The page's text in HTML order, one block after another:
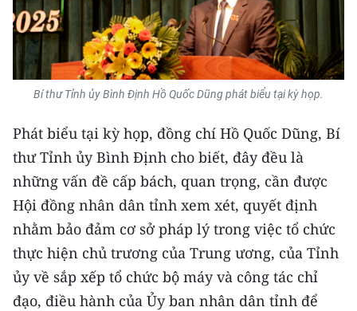
Bí thư Tỉnh ủy Bình Định Hồ Quốc Dũng phát biểu tại kỳ họp.
Phát biểu tại kỳ họp, đồng chí Hồ Quốc Dũng, Bí
thư Tỉnh ủy Bình Định cho biết, đây đều là
những vấn đề cấp bách, quan trọng, cần được
Hội đồng nhân dân tỉnh xem xét, quyết định
nhằm bảo đảm cơ sở pháp lý trong việc tổ chức
thực hiện chủ trương của Trung ương, của Tỉnh
ủy về sắp xếp tổ chức bộ máy và công tác chỉ
đạo, điều hành của Ủy ban nhân dân tỉnh để